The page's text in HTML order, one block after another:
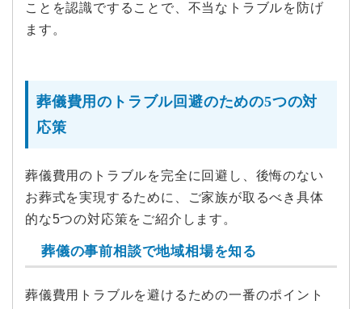
ことを認識ですることで、不当なトラブルを防げ
ます。
葬儀費用のトラブル回避のための5つの対
応策
葬儀費用のトラブルを完全に回避し、後悔のない
お葬式を実現するために、ご家族が取るべき具体
的な5つの対応策をご紹介します。
葬儀の事前相談で地域相場を知る
葬儀費用トラブルを避けるための一番のポイント